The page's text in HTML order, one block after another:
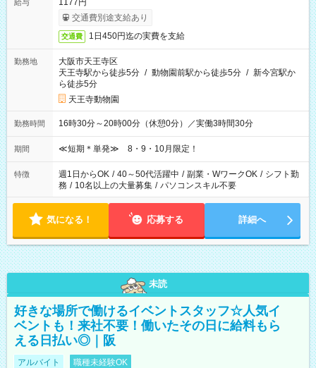
給与
1177円
交通費別途支給あり
交通費 1日450円迄の実費を支給
勤務地
大阪市天王寺区
天王寺駅から徒歩5分 / 動物園前駅から徒歩5分 / 新今宮駅か
ら徒歩5分
天王寺動物園
勤務時間 16時30分～20時00分（休憩0分）／実働3時間30分
期間 ≪短期＊単発≫ 8・9・10月限定！
特徴 週1日からOK / 40～50代活躍中 / 副業・WワークOK / シフト勤
務 / 10名以上の大量募集 / パソコンスキル不要
気になる！ 応募する 詳細へ
未読
好きな場所で働けるイベントスタッフ☆人気イ
ベントも！来社不要！働いたその日に給料もら
える日払い◎｜阪
アルバイト 職種未経験OK